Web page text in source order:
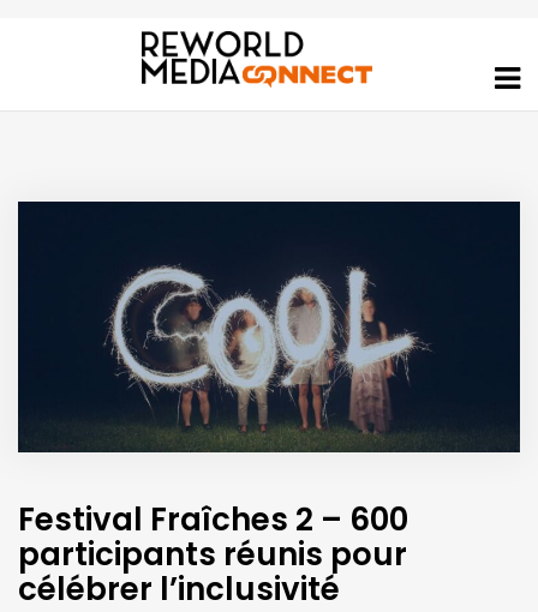
Festival Fraîches 2 – 600
participants réunis pour
célébrer l’inclusivité